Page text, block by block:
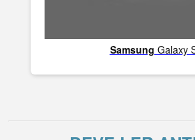
Samsung Galaxy